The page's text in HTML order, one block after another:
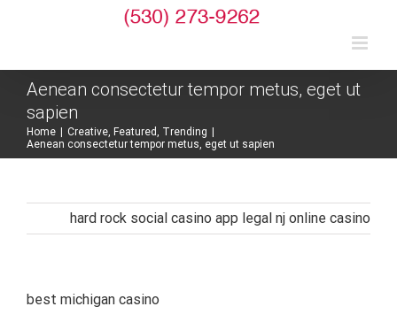
Aenean consectetur tempor metus, eget ut
sapien
Home Creative, Featured, Trending
Aenean consectetur tempor metus, eget ut sapien
hard rock social casino app legal nj online casino
best michigan casino